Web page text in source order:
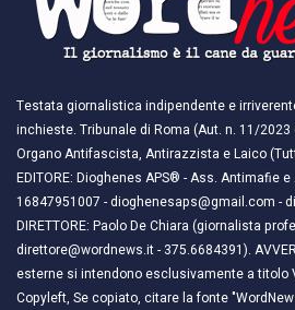
Testata giornalistica indipendente e
inchieste. Tribunale di Roma (Aut. n. 11/2023
Organo Antifascista, Antirazzista e Laico
EDITORE: Dioghenes APS® - Ass. Antimafie
16847951007 - dioghenesaps@gmail.com -
DIRETTORE: Paolo De Chiara (giornalista
direttore@wordnews.it - ​​375.6684391).
esterne si intendono esclusivamente a titolo
Copyleft, Se copiato, citare la fonte